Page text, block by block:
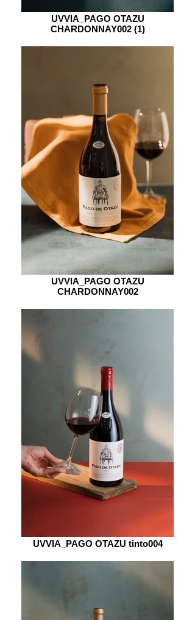
UVVIA_PAGO OTAZU
CHARDONNAY002 (1)
UVVIA_PAGO OTAZU
CHARDONNAY002
UVVIA_PAGO OTAZU tinto004